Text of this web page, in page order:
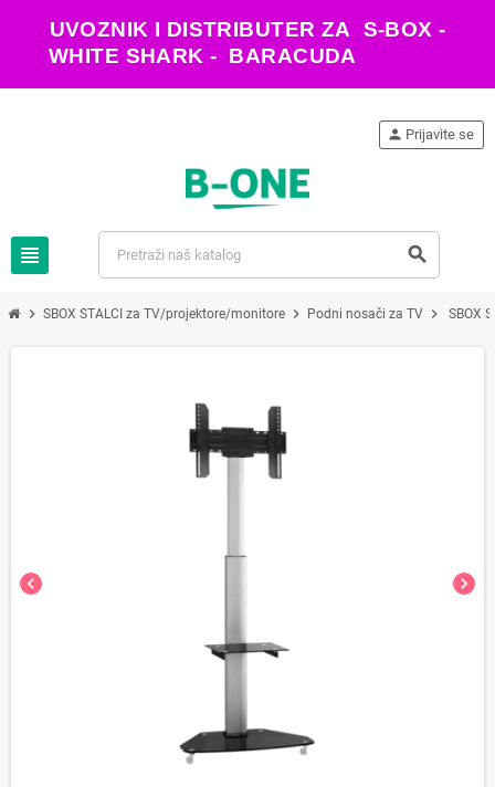
UVOZNIK I DISTRIBUTER ZA S-BOX -
WHITE SHARK - BARACUDA
view_headline search
person Prijavite se
chevron_right SBOX STALCI za TV/projektore/monitore chevron_right Podni nosači za TV chevron_right SBOX
chevron_left chevron_right